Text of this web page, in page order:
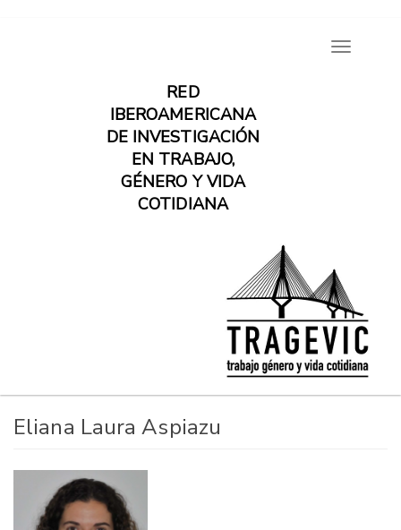
RED
IBEROAMERICANA
DE INVESTIGACIÓN
EN TRABAJO,
GÉNERO Y VIDA
COTIDIANA
Toggle
Eliana Laura Aspiazu